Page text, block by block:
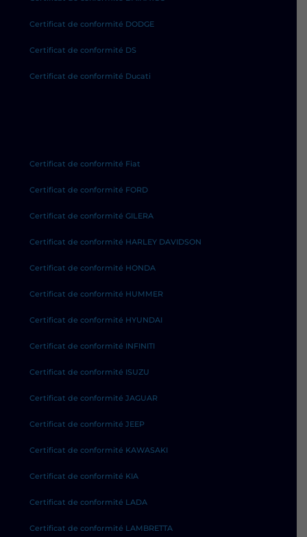
Certificat de conformité DODGE
Certificat de conformité DS
Certificat de conformité Ducati
Certificat de conformité Fiat
Certificat de conformité FORD
Certificat de conformité GILERA
Certificat de conformité HARLEY DAVIDSON
Certificat de conformité HONDA
Certificat de conformité HUMMER
Certificat de conformité HYUNDAI
Certificat de conformité INFINITI
Certificat de conformité ISUZU
Certificat de conformité JAGUAR
Certificat de conformité JEEP
Certificat de conformité KAWASAKI
Certificat de conformité KIA
Certificat de conformité LADA
Certificat de conformité LAMBRETTA